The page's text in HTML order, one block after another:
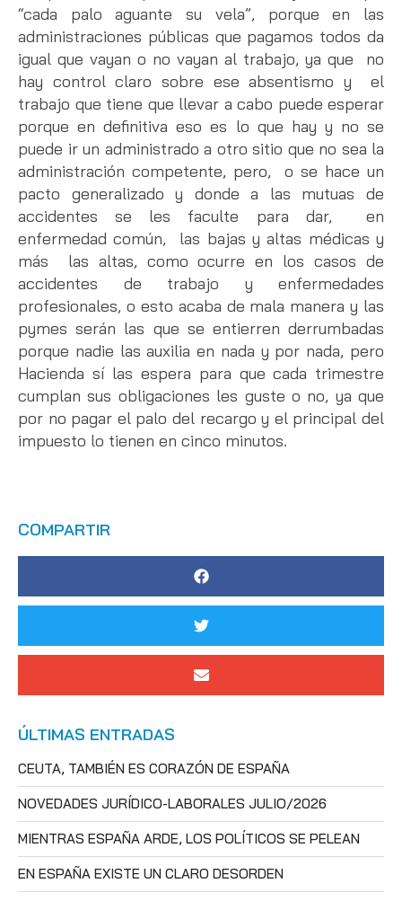
“cada palo aguante su vela”, porque en las
administraciones públicas que pagamos todos da
igual que vayan o no vayan al trabajo, ya que no
hay control claro sobre ese absentismo y el
trabajo que tiene que llevar a cabo puede esperar
porque en definitiva eso es lo que hay y no se
puede ir un administrado a otro sitio que no sea la
administración competente, pero, o se hace un
pacto generalizado y donde a las mutuas de
accidentes se les faculte para dar, en
enfermedad común, las bajas y altas médicas y
más las altas, como ocurre en los casos de
accidentes de trabajo y enfermedades
profesionales, o esto acaba de mala manera y las
pymes serán las que se entierren derrumbadas
porque nadie las auxilia en nada y por nada, pero
Hacienda sí las espera para que cada trimestre
cumplan sus obligaciones les guste o no, ya que
por no pagar el palo del recargo y el principal del
impuesto lo tienen en cinco minutos.
COMPARTIR
ÚLTIMAS ENTRADAS
CEUTA, TAMBIÉN ES CORAZÓN DE ESPAÑA
NOVEDADES JURÍDICO-LABORALES JULIO/2026
MIENTRAS ESPAÑA ARDE, LOS POLÍTICOS SE PELEAN
EN ESPAÑA EXISTE UN CLARO DESORDEN